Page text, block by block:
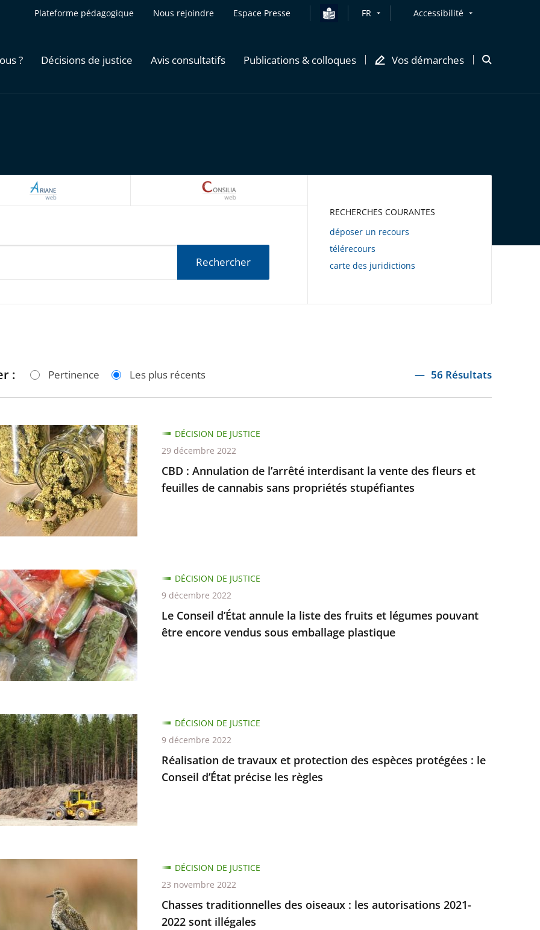
Plateforme pédagogique Nous rejoindre Espace Presse FR Accessibilité
? Décisions de justice Avis consultatifs Publications & colloques Vos démarches
Ouvrir
ARIANEWEB
Rechercher
RECHERCHES COURANTES
déposer un recours
télérecours
carte des juridictions
: Pertinence Les plus récents 56 Résultats
CBD : Annulation de l’arrêté interdisant la vente des fleurs et
feuilles de cannabis sans propriétés stupéfiantes
DÉCISION DE JUSTICE
29 décembre 2022
Le Conseil d’État annule la liste des fruits et légumes pouvant
être encore vendus sous emballage plastique
DÉCISION DE JUSTICE
9 décembre 2022
Réalisation de travaux et protection des espèces protégées : le
Conseil d’État précise les règles
DÉCISION DE JUSTICE
9 décembre 2022
Chasses traditionnelles des oiseaux : les autorisations 2021-
2022 sont illégales
DÉCISION DE JUSTICE
23 novembre 2022